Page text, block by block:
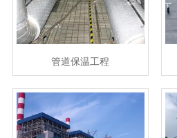
管道保温工程